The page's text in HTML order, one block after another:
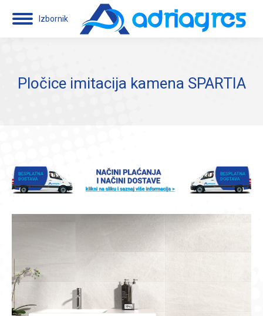
Izbornik
Pločice imitacija kamena SPARTIA